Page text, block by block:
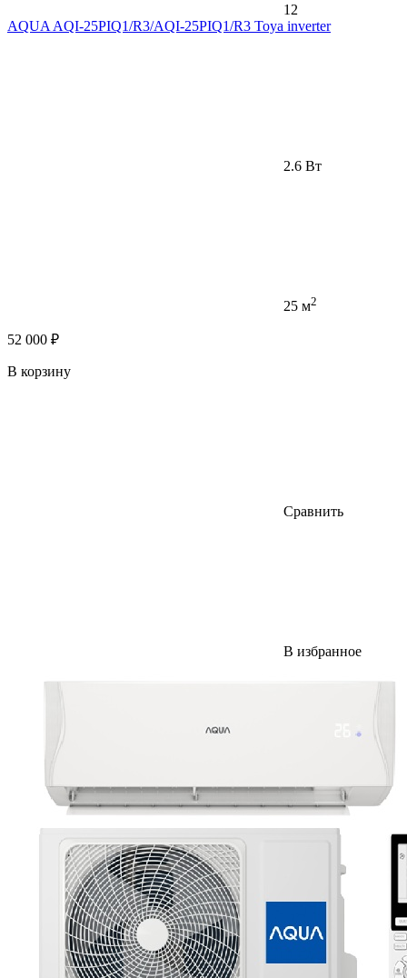
12
AQUA AQI-25PIQ1/R3/AQI-25PIQ1/R3 Toya inverter
2.6 Вт
25 м2
52 000 ₽
В корзину
Сравнить
В избранное